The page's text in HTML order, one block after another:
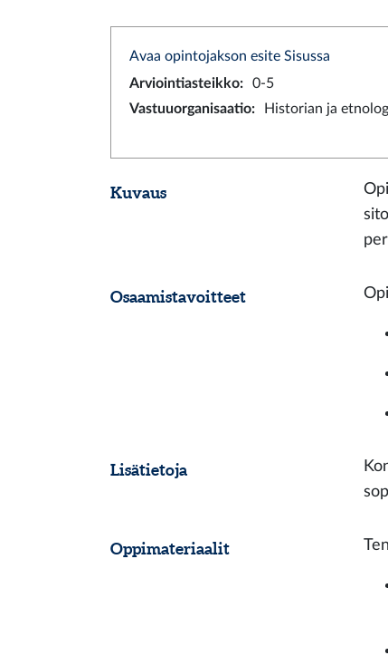
Avaa opintojakson esite Sisussa
Arviointiasteikko: 0-5
Vastuuorganisaatio: Historian ja
Kuvaus
Osaamistavoitteet
Lisätietoja
Oppimateriaalit